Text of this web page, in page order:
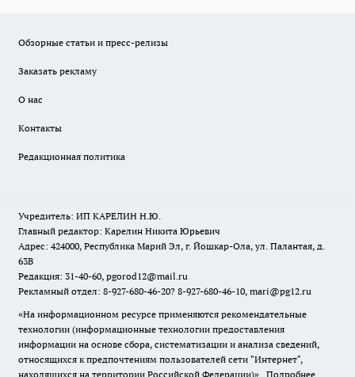
Обзорные статьи и пресс-релизы
Заказать рекламу
О нас
Контакты
Редакционная политика
Учредитель: ИП КАРЕЛИН Н.Ю.
Главный редактор: Карелин Никита Юрьевич
Адрес: 424000, Республика Марий Эл, г. Йошкар-Ола, ул. Палантая, д.
63В
Редакция: 31-40-60, pgorod12@mail.ru
Рекламный отдел: 8-927-680-46-20? 8-927-680-46-10, mari@pg12.ru
«На информационном ресурсе применяются рекомендательные
технологии (информационные технологии предоставления
информации на основе сбора, систематизации и анализа сведений,
относящихся к предпочтениям пользователей сети "Интернет",
находящихся на территории Российской Федерации)». Подробнее